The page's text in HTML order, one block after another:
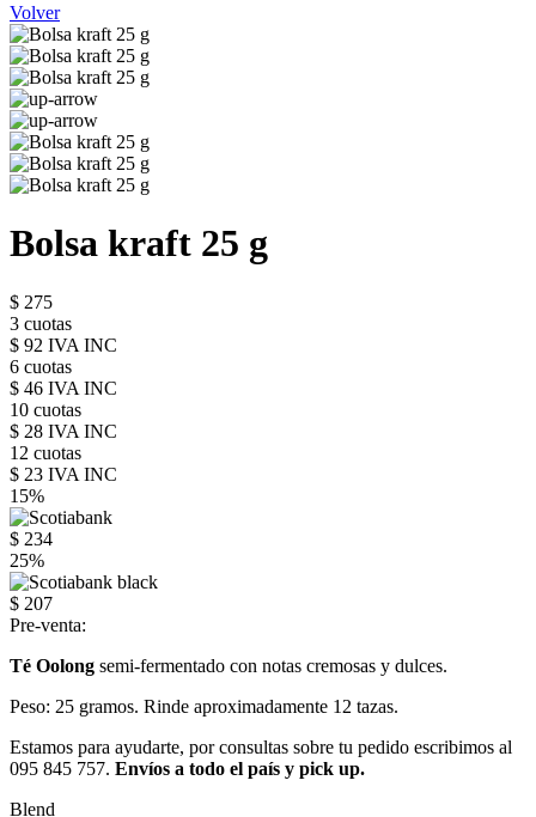
Volver
Bolsa kraft 25 g
$ 275
3 cuotas
$ 92 IVA INC
6 cuotas
$ 46 IVA INC
10 cuotas
$ 28 IVA INC
12 cuotas
$ 23 IVA INC
15%
$ 234
25%
$ 207
Pre-venta:
Té Oolong semi-fermentado con notas cremosas y dulces.
Peso: 25 gramos. Rinde aproximadamente 12 tazas.
Estamos para ayudarte, por consultas sobre tu pedido escribimos al
095 845 757. Envíos a todo el país y pick up.
Blend